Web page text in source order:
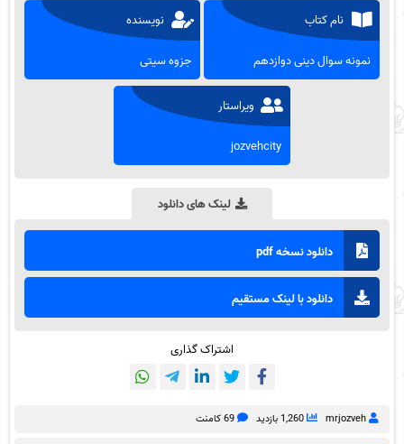
نام کتاب
نمونه سوال دینی دوازدهم
نویسنده
جزوه سیتی
ویراستار
jozvehcity
لینک های دانلود
دانلود نسخه pdf
دانلود با لینک مستقیم
اشتراک گذاری
mrjozveh 1,260 بازدید 69 کامنت